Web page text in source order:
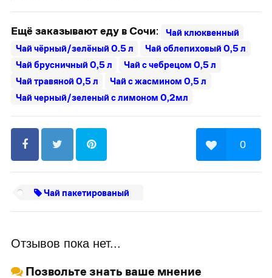
Ещё заказывают еду в Сочи:
Чай клюквенный
Чай чёрный/зелёный 0.5 л
Чай облепиховый 0,5 л
Чай брусничный 0,5 л
Чай с чебрецом 0,5 л
Чай травяной 0,5 л
Чай с жасмином 0,5 л
Чай черный/зеленый с лимоном 0,2мл
0
Чай пакетированый
Отзывов пока нет...
Позвольте знать ваше мнение